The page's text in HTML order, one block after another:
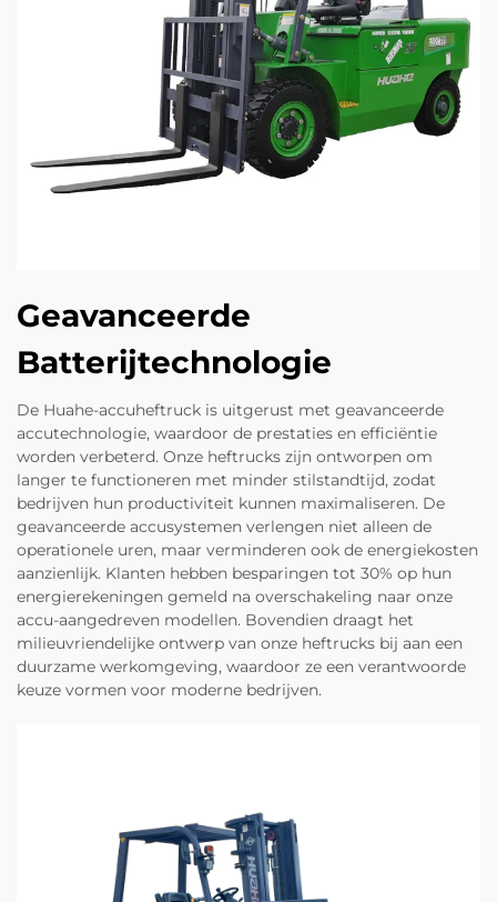
Geavanceerde
Batterijtechnologie
De Huahe-accuheftruck is uitgerust met geavanceerde
accutechnologie, waardoor de prestaties en efficiëntie
worden verbeterd. Onze heftrucks zijn ontworpen om
langer te functioneren met minder stilstandtijd, zodat
bedrijven hun productiviteit kunnen maximaliseren. De
geavanceerde accusystemen verlengen niet alleen de
operationele uren, maar verminderen ook de energiekosten
aanzienlijk. Klanten hebben besparingen tot 30% op hun
energierekeningen gemeld na overschakeling naar onze
accu-aangedreven modellen. Bovendien draagt het
milieuvriendelijke ontwerp van onze heftrucks bij aan een
duurzame werkomgeving, waardoor ze een verantwoorde
keuze vormen voor moderne bedrijven.